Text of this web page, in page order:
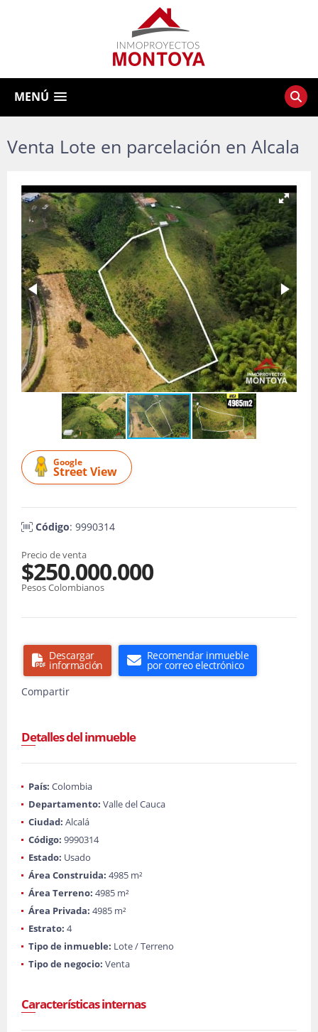
MENÚ
Venta Lote en parcelación en Alcala
Google
Street View
Código: 9990314
Precio de venta
$250.000.000
Pesos Colombianos
Descargar
información
Recomendar inmueble
por correo electrónico
Compartir
Detalles del inmueble
País: Colombia
Departamento: Valle del Cauca
Ciudad: Alcalá
Código: 9990314
Estado: Usado
Área Construida: 4985 m²
Área Terreno: 4985 m²
Área Privada: 4985 m²
Estrato: 4
Tipo de inmueble: Lote / Terreno
Tipo de negocio: Venta
Características internas